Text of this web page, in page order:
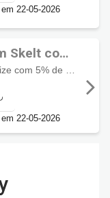
22-05-2026
Skelt com
22-05-2026